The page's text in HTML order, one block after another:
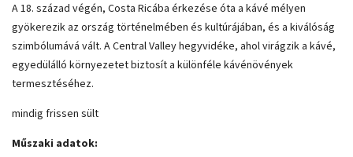
A 18. század végén, Costa Ricába érkezése óta a kávé mélyen
gyökerezik az ország történelmében és kultúrájában, és a kiválóság
szimbólumává vált. A Central Valley hegyvidéke, ahol virágzik a kávé,
egyedülálló környezetet biztosít a különféle kávénövények
termesztéséhez.
mindig frissen sült
Műszaki adatok: